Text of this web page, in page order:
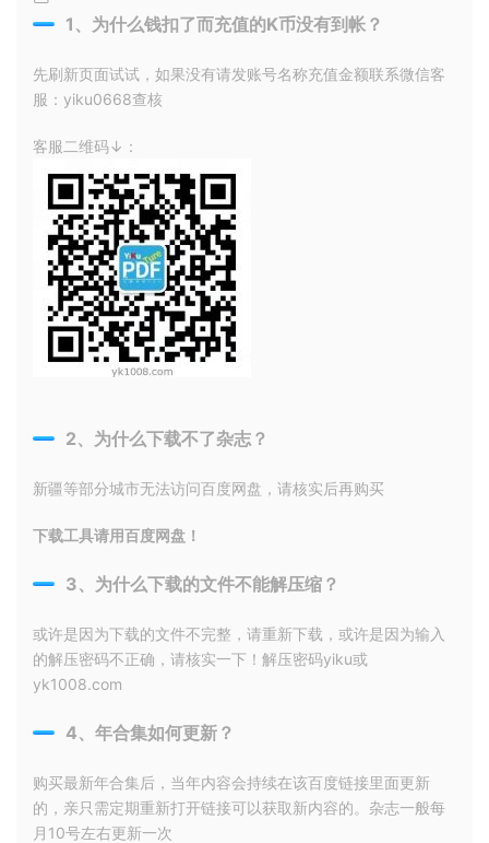
1、为什么钱扣了而充值的K币没有到帐？
先刷新页面试试，如果没有请发账号名称充值金额联系微信客
服：yiku0668查核
客服二维码↓：
2、为什么下载不了杂志？
新疆等部分城市无法访问百度网盘，请核实后再购买
下载工具请用百度网盘！
3、为什么下载的文件不能解压缩？
或许是因为下载的文件不完整，请重新下载，或许是因为输入
的解压密码不正确，请核实一下！解压密码yiku或
yk1008.com
4、年合集如何更新？
购买最新年合集后，当年内容会持续在该百度链接里面更新
的，亲只需定期重新打开链接可以获取新内容的。杂志一般每
月10号左右更新一次